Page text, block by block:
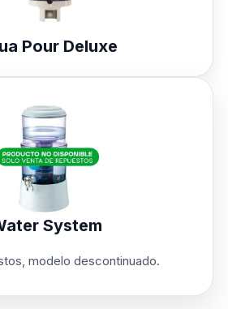
Pour Deluxe
System
modelo descontinuado.